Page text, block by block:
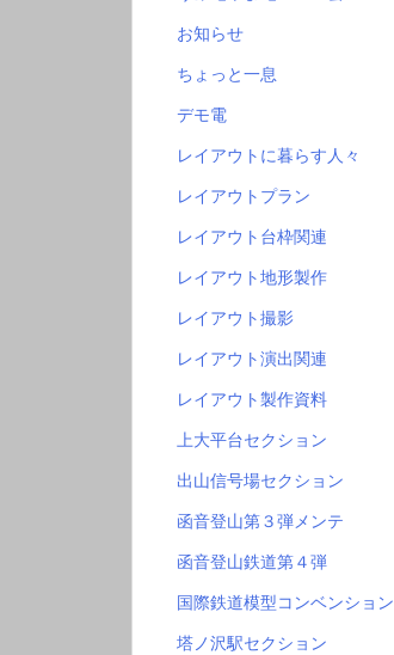
お知らせ
ちょっと一息
デモ電
レイアウトに暮らす人々
レイアウトプラン
レイアウト台枠関連
レイアウト地形製作
レイアウト撮影
レイアウト演出関連
レイアウト製作資料
上大平台セクション
出山信号場セクション
函音登山第３弾メンテ
函音登山鉄道第４弾
国際鉄道模型コンベンション
塔ノ沢駅セクション